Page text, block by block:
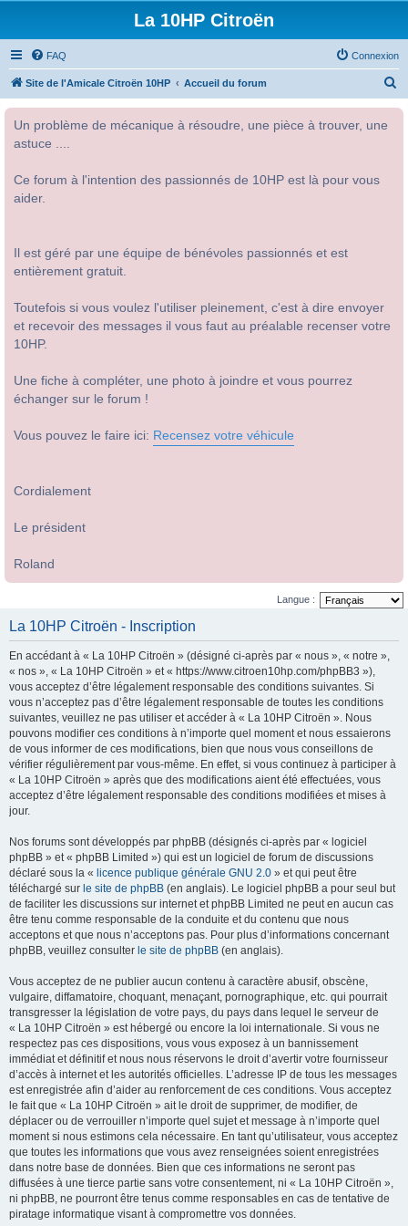
La 10HP Citroën
FAQ Connexion
Site de l'Amicale Citroën 10HP Accueil du forum
Un problème de mécanique à résoudre, une pièce à trouver, une
astuce ....
Ce forum à l'intention des passionnés de 10HP est là pour vous
aider.
Il est géré par une équipe de bénévoles passionnés et est
entièrement gratuit.
Toutefois si vous voulez l'utiliser pleinement, c'est à dire envoyer
et recevoir des messages il vous faut au préalable recenser votre
10HP.
Une fiche à compléter, une photo à joindre et vous pourrez
échanger sur le forum !
Vous pouvez le faire ici: Recensez votre véhicule
Cordialement
Le président
Roland
Langue :
La 10HP Citroën - Inscription
En accédant à « La 10HP Citroën » (désigné ci-après par « nous », « notre »,
« nos », « La 10HP Citroën » et « https://www.citroen10hp.com/phpBB3 »),
vous acceptez d’être légalement responsable des conditions suivantes. Si
vous n’acceptez pas d’être légalement responsable de toutes les conditions
suivantes, veuillez ne pas utiliser et accéder à « La 10HP Citroën ». Nous
pouvons modifier ces conditions à n’importe quel moment et nous essaierons
de vous informer de ces modifications, bien que nous vous conseillons de
vérifier régulièrement par vous-même. En effet, si vous continuez à participer à
« La 10HP Citroën » après que des modifications aient été effectuées, vous
acceptez d’être légalement responsable des conditions modifiées et mises à
jour.
Nos forums sont développés par phpBB (désignés ci-après par « logiciel
phpBB » et « phpBB Limited ») qui est un logiciel de forum de discussions
déclaré sous la « licence publique générale GNU 2.0 » et qui peut être
téléchargé sur le site de phpBB (en anglais). Le logiciel phpBB a pour seul but
de faciliter les discussions sur internet et phpBB Limited ne peut en aucun cas
être tenu comme responsable de la conduite et du contenu que nous
acceptons et que nous n’acceptons pas. Pour plus d’informations concernant
phpBB, veuillez consulter le site de phpBB (en anglais).
Vous acceptez de ne publier aucun contenu à caractère abusif, obscène,
vulgaire, diffamatoire, choquant, menaçant, pornographique, etc. qui pourrait
transgresser la législation de votre pays, du pays dans lequel le serveur de
« La 10HP Citroën » est hébergé ou encore la loi internationale. Si vous ne
respectez pas ces dispositions, vous vous exposez à un bannissement
immédiat et définitif et nous nous réservons le droit d’avertir votre fournisseur
d’accès à internet et les autorités officielles. L’adresse IP de tous les messages
est enregistrée afin d’aider au renforcement de ces conditions. Vous acceptez
le fait que « La 10HP Citroën » ait le droit de supprimer, de modifier, de
déplacer ou de verrouiller n’importe quel sujet et message à n’importe quel
moment si nous estimons cela nécessaire. En tant qu’utilisateur, vous acceptez
que toutes les informations que vous avez renseignées soient enregistrées
dans notre base de données. Bien que ces informations ne seront pas
diffusées à une tierce partie sans votre consentement, ni « La 10HP Citroën »,
ni phpBB, ne pourront être tenus comme responsables en cas de tentative de
piratage informatique visant à compromettre vos données.